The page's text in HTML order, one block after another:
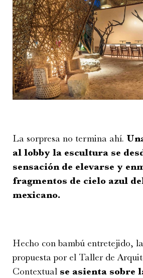
La sorpresa no termina ahí.
al lobby la escultura se
sensación de elevarse y
fragmentos de cielo azul
mexicano.
Hecho con bambú entretejido,
propuesta por el Taller de
Contextual se asienta sobre